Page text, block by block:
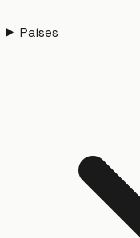
Países